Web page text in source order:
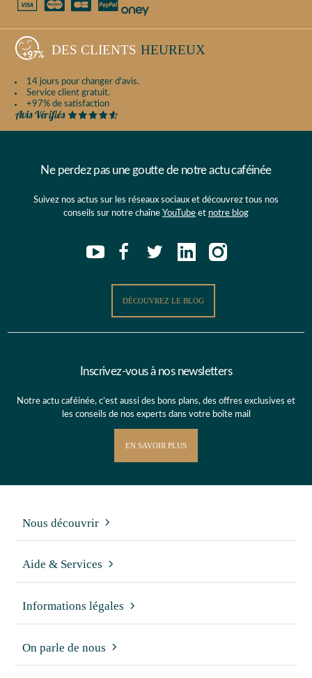
DES CLIENTS HEUREUX
14 jours pour changer d'avis.
Service client gratuit.
+97% de satisfaction
Ne perdez pas une goutte de notre actu caféinée
Suivez nos actus sur les réseaux sociaux et découvrez tous nos
conseils sur notre chaîne YouTube et notre blog
DÉCOUVREZ LE BLOG
Inscrivez-vous à nos newsletters
Notre actu caféinée, c’est aussi des bons plans, des offres exclusives et
les conseils de nos experts dans votre boîte mail
EN SAVOIR PLUS
Nous découvrir
Aide & Services
Informations légales
On parle de nous